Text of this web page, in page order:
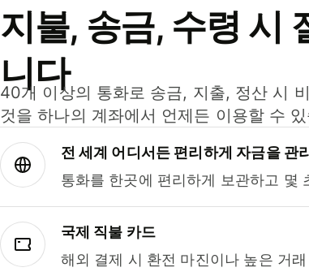
지불, 송금, 수령 시
니다
40개 이상의 통화로 송금, 지출, 정산 시
것을 하나의 계좌에서 언제든 이용할 수
전 세계 어디서든 편리하게 자금을 관
통화를 한곳에 편리하게 보관하고 몇
국제 직불 카드
해외 결제 시 환전 마진이나 높은 거